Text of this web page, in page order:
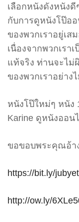
เลือกหนังดังหนัง
กับการดูหนังโป๊อ
ของพวกเราอยู่เส
เนื่องจากพวกเรา
แท้จริง ท่านจะไม่
ของพวกเราอย่าง
หนังโป๊ใหม่ๆ หนัง
Karine ดูหนังออน
ขอขอบพระคุณอ้า
https://bit.ly/
http://ow.ly/